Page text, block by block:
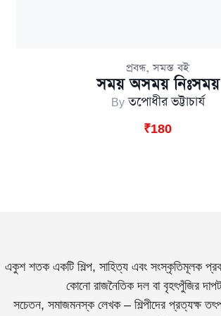
প্রবন্ধ,সমস্ত বই
সময় অসময় নিঃসময়
Byতপোধীর ভট্টাচার্য
₹180
একুশ শতক একটি শিল্প, সাহিত্য এবং সংস্কৃতিমূলক
কোনো রাজনৈতিক দল বা বৃহৎপুঁজির
সচেতন, সমাজমনস্ক লেখক – শিল্পীদের প্রত্যক্ষ